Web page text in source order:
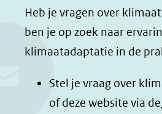
a
b
o
o
i
d
I
h
t
a
p
n
d
l
e
Heb je vragen over
ben je op zoek naar
klimaatadaptatie in de
Stel je vraag over
of deze website via de